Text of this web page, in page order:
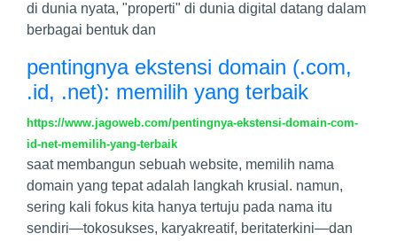
di dunia nyata, "properti" di dunia digital datang dalam
berbagai bentuk dan
pentingnya ekstensi domain (.com,
.id, .net): memilih yang terbaik
https://www.jagoweb.com/pentingnya-ekstensi-domain-com-
id-net-memilih-yang-terbaik
saat membangun sebuah website, memilih nama
domain yang tepat adalah langkah krusial. namun,
sering kali fokus kita hanya tertuju pada nama itu
sendiri—tokosukses, karyakreatif, beritaterkini—dan